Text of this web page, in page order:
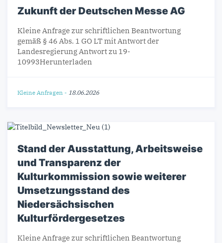
Zukunft der Deutschen Messe AG
Kleine Anfrage zur schriftlichen Beantwortung
gemäß § 46 Abs. 1 GO LT mit Antwort der
Landesregierung Antwort zu 19-
10993Herunterladen
Kleine Anfragen - 18.06.2026
Stand der Ausstattung, Arbeitsweise
und Transparenz der
Kulturkommission sowie weiterer
Umsetzungsstand des
Niedersächsischen
Kulturfördergesetzes
Kleine Anfrage zur schriftlichen Beantwortung